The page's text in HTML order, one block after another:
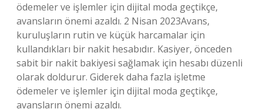
ödemeler ve işlemler için dijital moda geçtikçe,
avansların önemi azaldı. 2 Nisan 2023Avans,
kuruluşların rutin ve küçük harcamalar için
kullandıkları bir nakit hesabıdır. Kasiyer, önceden
sabit bir nakit bakiyesi sağlamak için hesabı düzenli
olarak doldurur. Giderek daha fazla işletme
ödemeler ve işlemler için dijital moda geçtikçe,
avansların önemi azaldı.